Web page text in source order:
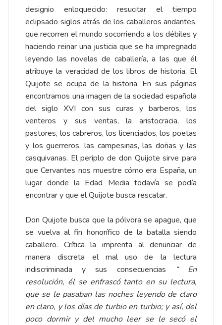
designio enloquecido: resucitar el tiempo
eclipsado siglos atrás de los caballeros andantes,
que recorren el mundo socorriendo a los débiles y
haciendo reinar una justicia que se ha impregnado
leyendo las novelas de caballería, a las que él
atribuye la veracidad de los libros de historia. El
Quijote se ocupa de la historia. En sus páginas
encontramos una imagen de la sociedad española
del siglo XVI con sus curas y barberos, los
venteros y sus ventas, la aristocracia, los
pastores, los cabreros, los licenciados, los poetas
y los guerreros, las campesinas, las doñas y las
casquivanas. El periplo de don Quijote sirve para
que Cervantes nos muestre cómo era España, un
lugar donde la Edad Media todavía se podía
encontrar y que el Quijote busca rescatar.
Don Quijote busca que la pólvora se apague, que
se vuelva al fin honorífico de la batalla siendo
caballero. Crítica la imprenta al denunciar de
manera discreta el mal uso de la lectura
indiscriminada y sus consecuencias
“ En
resolución, él se enfrascó tanto en su lectura,
que se le pasaban las noches leyendo de claro
en claro, y los días de turbio en turbio; y así, del
poco dormir y del mucho leer se le secó el